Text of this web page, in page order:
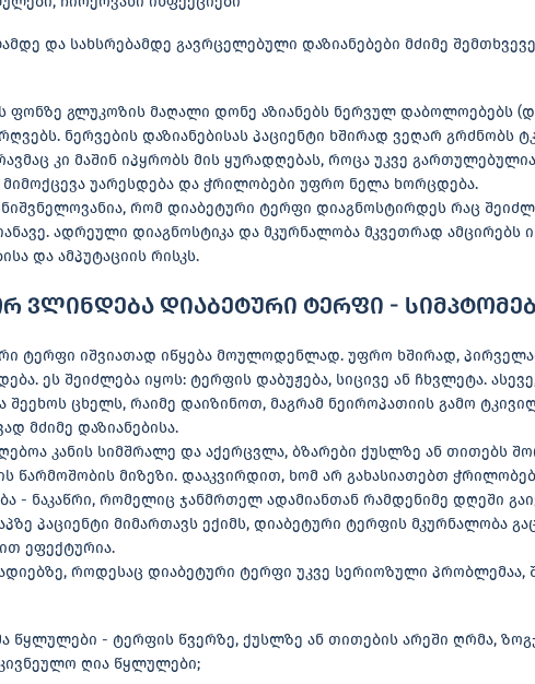
და სახსრებამდე გავრცელებული დაზიანებები მძიმე
ფონზე გლუკოზის მაღალი დონე აზიანებს ნერვულ დაბოლოებებს
ნერვების დაზიანებისას პაციენტი ხშირად ვეღარ გრძნობს
კი მაშინ იპყრობს მის ყურადღებას, როცა უკვე
მიმოქცევა უარესდება და ჭრილობები უფრო ნელა ხორცდება.
რომ დიაბეტური ტერფი დიაგნოსტირდეს რაც
ადრეული დიაგნოსტიკა და მკურნალობა მკვეთრად ამცირებს
და ამპუტაციის რისკს.
ვლინდება დიაბეტური ტერფი -
ტერფი იშვიათად იწყება მოულოდენლად. უფრო ხშირად,
ეს შეიძლება იყოს: ტერფის დაბუჟება, სიცივე ან ჩხვლეტა.
შეეხოს ცხელს, რაიმე დაიზინოთ, მაგრამ ნეიროპათიის გამო
მძიმე დაზიანებისა.
კანის სიმშრალე და აქერცვლა, ბზარები ქუსლზე ან თითებს
წარმოშობის მიზეზი. დააკვირდით, ხომ არ გახასიათებთ
- ნაკაწრი, რომელიც ჯანმრთელ ადამიანთან რამდენიმე დღეში
პაციენტი მიმართავს ექიმს, დიაბეტური ტერფის მკურნალობა
ეფექტურია.
როდესაც დიაბეტური ტერფი უკვე სერიოზული პრობლემაა,
წყლულები - ტერფის წვერზე, ქუსლზე ან თითების არეში ღრმა,
ღია წყლულები;